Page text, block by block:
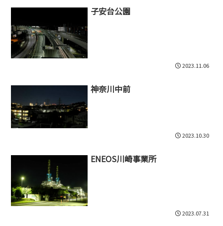
子安台公園
2023.11.06
神奈川中前
2023.10.30
ENEOS川崎事業所
2023.07.31